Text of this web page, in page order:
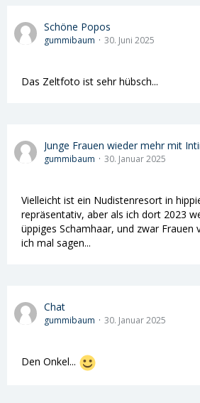
Schöne Popos
gummibaum 30. Juni 2025
Das Zeltfoto ist sehr hübsch...
Junge Frauen wieder mehr mit
gummibaum 30. Januar 2025
Vielleicht ist ein Nudistenresort in
repräsentativ, aber als ich dort 2023
üppiges Schamhaar, und zwar Frauen
ich mal sagen...
Chat
gummibaum 30. Januar 2025
Den Onkel...